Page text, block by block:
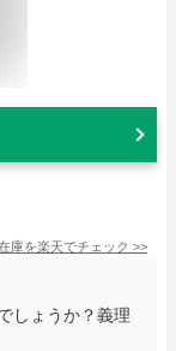
庫を楽天でチェック >>
しょうか？義理